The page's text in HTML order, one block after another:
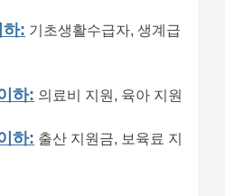
하: 기초생활수급자, 생계급
하: 의료비 지원, 육아 지원
하: 출산 지원금, 보육료 지